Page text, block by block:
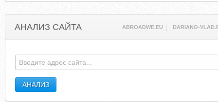
АНАЛИЗ САЙТА ABROADWE.EU DARIANO-